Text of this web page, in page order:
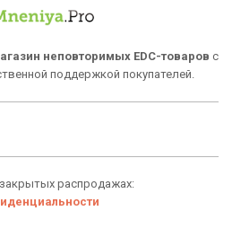
неповторимых EDC-товаров с
поддержкой покупателей.
распродажах: